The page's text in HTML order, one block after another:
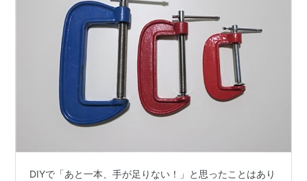
DIYで「あと一本、手が足りない！」と思ったことはあり